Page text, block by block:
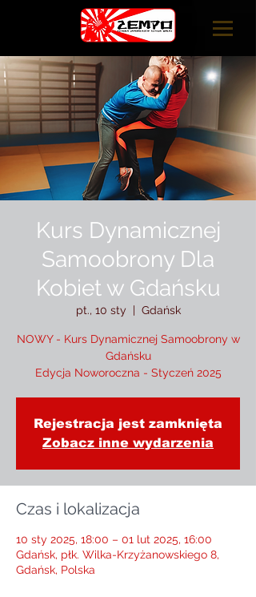
Kurs Dynamicznej
Samoobrony Dla
Kobiet w Gdańsku
pt., 10 sty
  |
Gdańsk
NOWY - Kurs Dynamicznej Samoobrony w
Gdańsku
Edycja Noworoczna - Styczeń 2025
Rejestracja jest zamknięta
Zobacz inne wydarzenia
Czas i lokalizacja
10 sty 2025, 18:00 – 01 lut 2025, 16:00
Gdańsk, płk. Wilka-Krzyżanowskiego 8,
Gdańsk, Polska